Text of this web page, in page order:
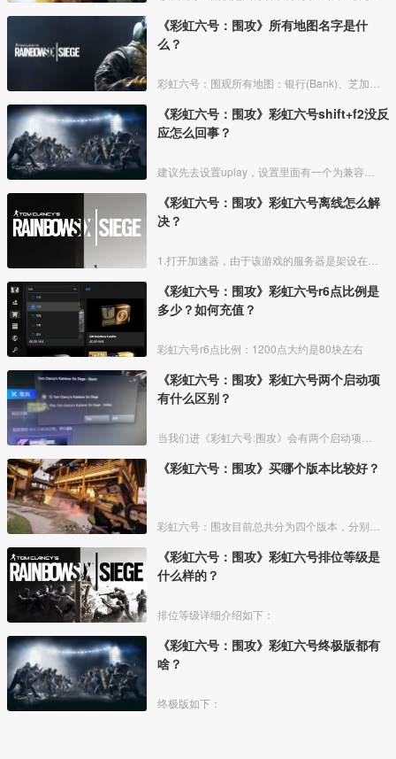
《彩虹六号：围攻》所有地图名字是什
么？
《彩虹六号：围攻》彩虹六号shift+f2没反
应怎么回事？
《彩虹六号：围攻》彩虹六号离线怎么解
决？
《彩虹六号：围攻》彩虹六号r6点比例是
多少？如何充值？
彩虹六号r6点比例：1200点大约是80块左右
《彩虹六号：围攻》彩虹六号两个启动项
有什么区别？
《彩虹六号：围攻》买哪个版本比较好？
《彩虹六号：围攻》彩虹六号排位等级是
什么样的？
排位等级详细介绍如下：
《彩虹六号：围攻》彩虹六号终极版都有
啥？
终极版如下：